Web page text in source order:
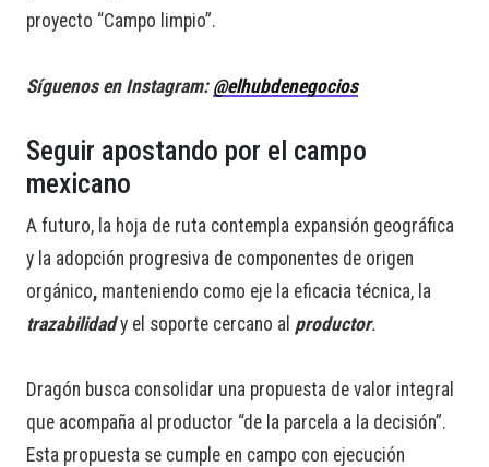
proyecto “Campo limpio”.
Síguenos en Instagram: @elhubdenegocios
Seguir apostando por el campo
mexicano
A futuro, la hoja de ruta contempla expansión geográfica
y la adopción progresiva de componentes de origen
orgánico, manteniendo como eje la eficacia técnica, la
trazabilidad y el soporte cercano al productor.
Dragón busca consolidar una propuesta de valor integral
que acompaña al productor “de la parcela a la decisión”.
Esta propuesta se cumple en campo con ejecución